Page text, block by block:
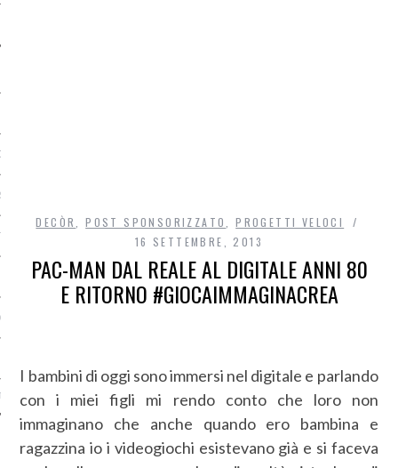
DI ACCESSO AI DATI
DECÒR ,POST SPONSORIZZATO ,PROGETTI VELOCI
16 SETTEMBRE, 2013
PAC-MAN DAL REALE AL DIGITALE ANNI 80
E RITORNO #GIOCAIMMAGINACREA
I bambini di oggi sono immersi nel digitale e parlando
con i miei figli mi rendo conto che loro non
immaginano che anche quando ero bambina e
ragazzina io i videogiochi esistevano già e si faceva